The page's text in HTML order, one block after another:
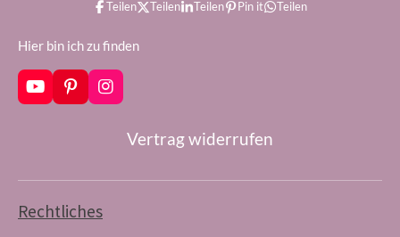
Teilen Teilen Teilen Pin it Teilen
Hier bin ich zu finden
Y
o
P
i
s
t
I
n
Vertrag widerrufen
Rechtliches